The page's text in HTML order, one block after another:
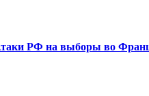
РФ на выборы во